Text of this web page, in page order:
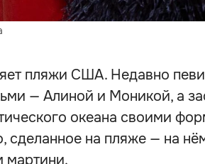
пляжи США. Недавно
— Алиной и Моникой, а
океана своими
сделанное на пляже — на
мартини.